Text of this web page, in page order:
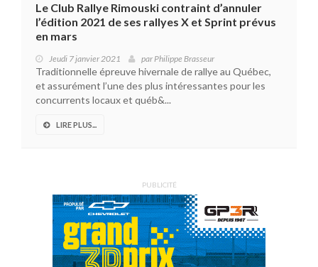
Le Club Rallye Rimouski contraint d’annuler
l’édition 2021 de ses rallyes X et Sprint prévus
en mars
Jeudi 7 janvier 2021 parPhilippe Brasseur
Traditionnelle épreuve hivernale de rallye au Québec,
et assurément l’une des plus intéressantes pour les
concurrents locaux et québ&...
LIRE PLUS...
PUBLICITÉ